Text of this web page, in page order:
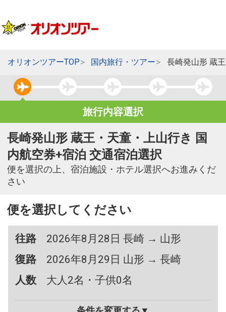
オリオンツアーTOP 国内旅行・ツアー 長崎発山形 蔵
旅行内容選択
長崎発山形 蔵王・天童・上山行き 国
内航空券+宿泊 交通宿泊選択
便を選択の上、宿泊施設・ホテル選択へお進みくだ
さい
便を選択してください
往路
2026年8月28日 長崎 → 山形
復路
2026年8月29日 山形 → 長崎
人数
大人2名・子供0名